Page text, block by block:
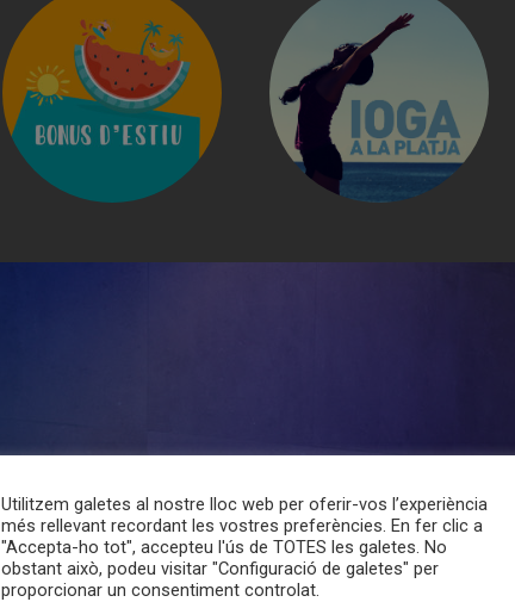
Utilitzem galetes al nostre lloc web per oferir-vos l’experiència
més rellevant recordant les vostres preferències. En fer clic a
"Accepta-ho tot", accepteu l'ús de TOTES les galetes. No
obstant això, podeu visitar "Configuració de galetes" per
proporcionar un consentiment controlat.